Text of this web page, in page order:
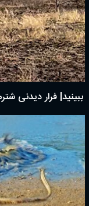
ببینید| فرار دیدنی